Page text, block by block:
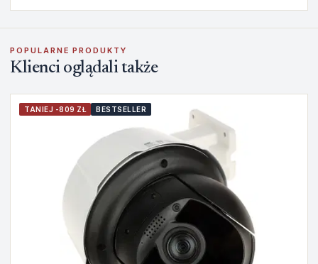
POPULARNE PRODUKTY
Klienci oglądali także
TANIEJ -809 ZŁ BESTSELLER